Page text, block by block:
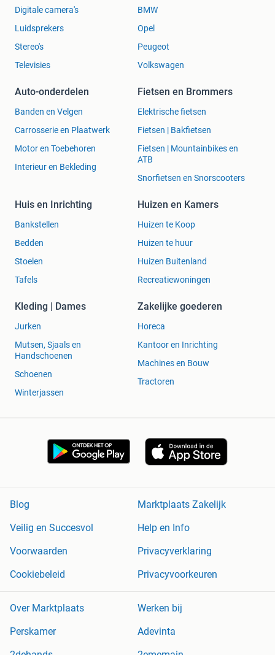
Digitale camera's
Luidsprekers
Stereo's
Televisies
BMW
Opel
Peugeot
Volkswagen
Auto-onderdelen
Banden en Velgen
Carrosserie en Plaatwerk
Motor en Toebehoren
Interieur en Bekleding
Fietsen en Brommers
Elektrische fietsen
Fietsen | Bakfietsen
Fietsen | Mountainbikes en
ATB
Snorfietsen en Snorscooters
Huis en Inrichting
Bankstellen
Bedden
Stoelen
Tafels
Huizen en Kamers
Huizen te Koop
Huizen te huur
Huizen Buitenland
Recreatiewoningen
Kleding | Dames
Jurken
Mutsen, Sjaals en
Handschoenen
Schoenen
Winterjassen
Zakelijke goederen
Horeca
Kantoor en Inrichting
Machines en Bouw
Tractoren
Blog
Marktplaats Zakelijk
Veilig en Succesvol
Help en Info
Voorwaarden
Privacyverklaring
Cookiebeleid
Privacyvoorkeuren
Over Marktplaats
Werken bij
Perskamer
Adevinta